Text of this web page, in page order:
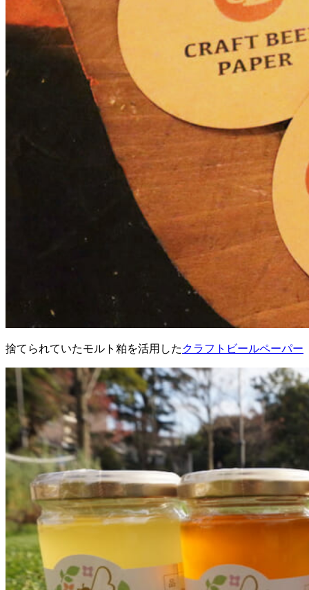
捨てられていたモルト粕を活用した クラフトビールペーパー